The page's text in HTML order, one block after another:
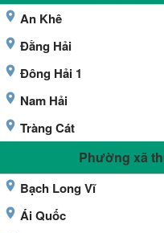
An Khê
Đằng Hải
Đông Hải 1
Nam Hải
Tràng Cát
Phường xã
Bạch Long Vĩ
Ái Quốc